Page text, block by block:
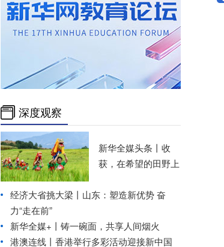
深度观察
新华全媒头条丨 收
获，在希望的田野上
经济大省挑大梁丨山东：塑造新优势 奋
力“走在前”
新华全媒+丨 铸一碗面，共享人间烟火
港澳连线丨 香港举行多彩活动迎接新中国